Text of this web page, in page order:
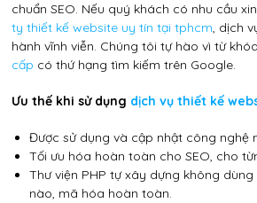
chuẩn SEO. Nếu quý khách có nhu cầu
ty thiết kế website uy tín tại tphcm, dịch
hành vĩnh viễn. Chúng tôi tự hào vì từ
cấp có thứ hạng tìm kiếm trên Google.
Ưu thế khi sử dụng dịch vụ thiết kế
Được sử dụng và cập nhật công nghệ
Tối ưu hóa hoàn toàn cho SEO, cho
Thư viện PHP tự xây dựng không
nào, mã hóa hoàn toàn.